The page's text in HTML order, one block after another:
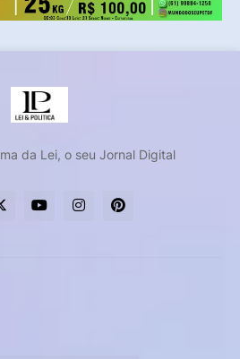
da Lei, o seu Jornal Digital